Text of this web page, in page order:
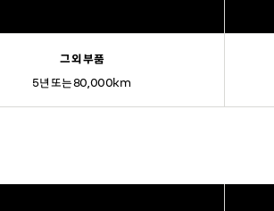
그 외 부품
5년 또는 80,000km